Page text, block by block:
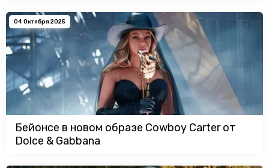
04 Октября 2025
Бейонсе в новом образе Cowboy Carter от
Dolce & Gabbana